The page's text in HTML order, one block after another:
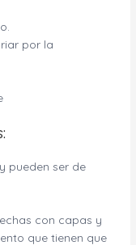
por la
pueden ser de
con capas y
que tienen que